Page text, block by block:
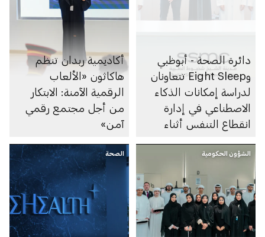
دائرة الصحة - أبوظبي
وEight Sleep تتعاونان
لدراسة إمكانات الذكاء
الاصطناعي في إدارة
انقطاع التنفس أثناء
أكاديمية ربدان تنظم
هاكاثون «الألعاب
الرقمية الآمنة: الابتكار
من أجل مجتمع رقمي
آمن»
الشؤون الحكومية الصحة